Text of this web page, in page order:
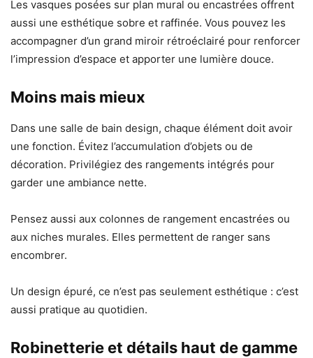
Les vasques posées sur plan mural ou encastrées offrent
aussi une esthétique sobre et raffinée. Vous pouvez les
accompagner d’un grand miroir rétroéclairé pour renforcer
l’impression d’espace et apporter une lumière douce.
Moins mais mieux
Dans une salle de bain design, chaque élément doit avoir
une fonction. Évitez l’accumulation d’objets ou de
décoration. Privilégiez des rangements intégrés pour
garder une ambiance nette.
Pensez aussi aux colonnes de rangement encastrées ou
aux niches murales. Elles permettent de ranger sans
encombrer.
Un design épuré, ce n’est pas seulement esthétique : c’est
aussi pratique au quotidien.
Robinetterie et détails haut de gamme